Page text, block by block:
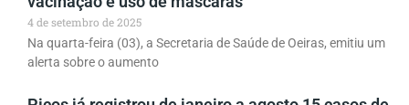
4 de setembro de 2025
Na quarta-feira (03), a Secretaria de Saúde de Oeiras, emitiu um
alerta sobre o aumento